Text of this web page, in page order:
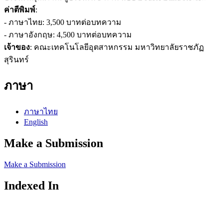
ค่าตีพิมพ์:
- ภาษาไทย: 3,500 บาทต่อบทความ
- ภาษาอังกฤษ: 4,500 บาทต่อบทความ
เจ้าของ: คณะเทคโนโลยีอุตสาหกรรม มหาวิทยาลัยราชภัฏ
สุรินทร์
ภาษา
ภาษาไทย
English
Make a Submission
Make a Submission
Indexed In